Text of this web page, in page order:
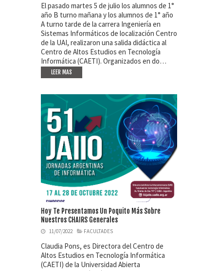
El pasado martes 5 de julio los alumnos de 1°
año B turno mañana y los alumnos de 1° año
A turno tarde de la carrera Ingeniería en
Sistemas Informáticos de localización Centro
de la UAI, realizaron una salida didáctica al
Centro de Altos Estudios en Tecnología
Informática (CAETI). Organizados en do…
LEER MAS
Hoy Te Presentamos Un Poquito Más Sobre
Nuestros CHAIRS Generales
11/07/2022 FACULTADES
Claudia Pons, es Directora del Centro de
Altos Estudios en Tecnología Informática
(CAETI) de la Universidad Abierta